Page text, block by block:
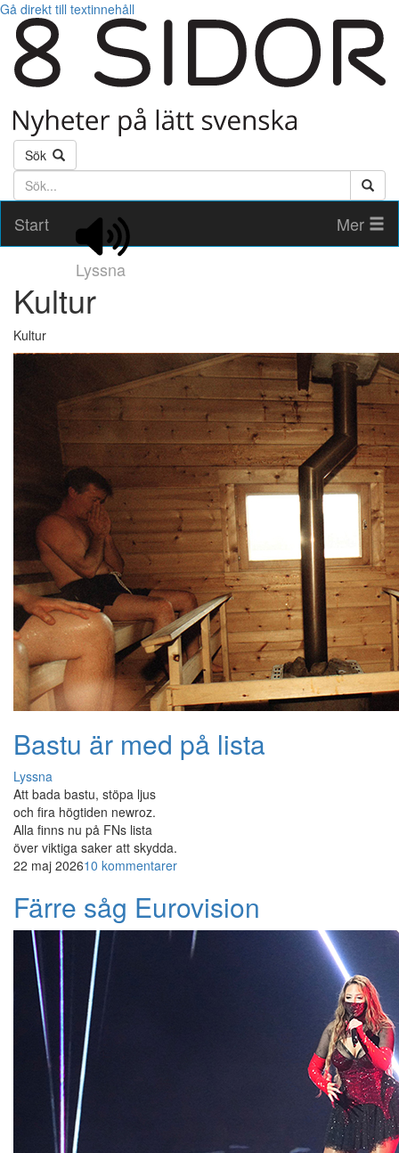
Gå direkt till textinnehåll
Sök
Söktext
Start
Lyssna
Mer
Kultur
Kultur
Bastu är med på lista
Lyssna
Att bada bastu, stöpa ljus
och fira högtiden newroz.
Alla finns nu på FNs lista
över viktiga saker att skydda.
22 maj 202610 kommentarer
Färre såg Eurovision